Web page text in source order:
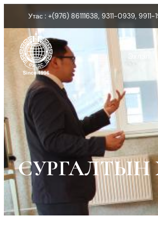
Утас : +(976) 86111638, 9311-0939, 9911-
СУРГАЛТЫН